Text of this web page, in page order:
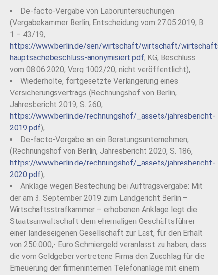
De-facto-Vergabe von Laboruntersuchungen
(Vergabekammer Berlin, Entscheidung vom 27.05.2019, B
1 – 43/19,
https://www.berlin.de/sen/wirtschaft/wirtschaft/
hauptsachebeschluss-anonymisiert.pdf; KG, Beschluss
vom 08.06.2020, Verg 1002/20, nicht veröffentlicht),
Wiederholte, fortgesetzte Verlängerung eines
Versicherungsvertrags (Rechnungshof von Berlin,
Jahresbericht 2019, S. 260,
https://www.berlin.de/rechnungshof/_assets/jahresbericht-
2019.pdf),
De-facto-Vergabe an ein Beratungsunternehmen,
(Rechnungshof von Berlin, Jahresbericht 2020, S. 186,
https://www.berlin.de/rechnungshof/_assets/jahresbericht-
2020.pdf),
Anklage wegen Bestechung bei Auftragsvergabe: Mit
der am 3. September 2019 zum Landgericht Berlin –
Wirtschaftsstrafkammer – erhobenen Anklage legt die
Staatsanwaltschaft dem ehemaligen Geschäftsführer
einer landeseigenen Gesellschaft zur Last, für den Erhalt
von 250.000,- Euro Schmiergeld veranlasst zu haben, dass
die vom Geldgeber vertretene Firma den Zuschlag für die
Erneuerung der firmeninternen Telefonanlage mit einem